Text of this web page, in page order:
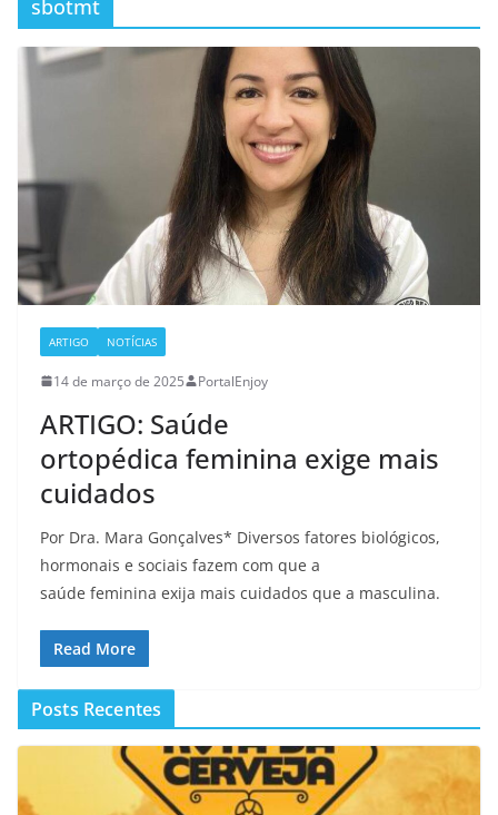
sbotmt
ARTIGO NOTÍCIAS
14 de março de 2025 PortalEnjoy
ARTIGO: Saúde
ortopédica feminina exige mais
cuidados
Por Dra. Mara Gonçalves* Diversos fatores biológicos,
hormonais e sociais fazem com que a
saúde feminina exija mais cuidados que a masculina.
Read More
Posts Recentes